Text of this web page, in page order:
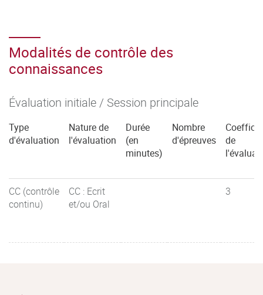
Modalités de contrôle des
connaissances
Évaluation initiale / Session principale
Type
d'évaluation
Nature de
l'évaluation
Durée
(en
minutes)
Nombre
d'épreuves
de
CC (contrôle
continu)
CC : Ecrit
et/ou Oral
3